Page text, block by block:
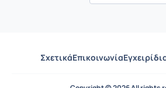
ΣχετικάΕπικοινωνία